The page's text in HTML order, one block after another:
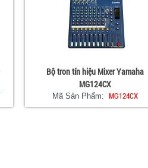
Bộ tron tín hiệu Mixer Yamaha
MG124CX
Mã Sản Phẩm: MG124CX